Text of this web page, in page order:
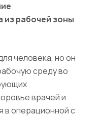
из рабочей зоны
человека, но он
среду во
врачей и
в операционной с